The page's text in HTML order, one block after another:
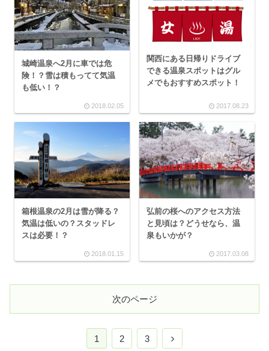
城崎温泉へ2月に車では危
険！？雪は積もってて気温
も低い！？
2018.02.05
関西にある日帰りドライブ
できる温泉スポットはグル
メでもおすすめスポット！
2017.08.23
箱根温泉の2月は雪が降る？
気温は低いの？スタッドレ
スは必要！？
2018.01.15
弘前の桜へのアクセス方法
と見頃は？どうせなら、温
泉もいかが？
2017.03.08
次のページ
1 2 3